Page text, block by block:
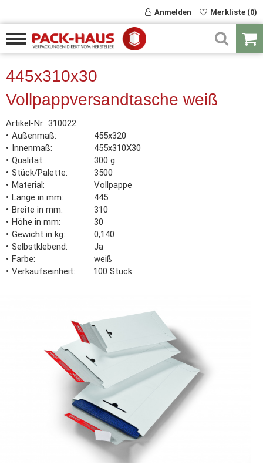
Anmelden Merkliste (0)
445x310x30
Vollpappversandtasche weiß
Artikel-Nr.: 310022
Außenmaß
455x320
Innenmaß
455x310X30
Qualität
300 g
Stück/Palette
3500
Material
Vollpappe
Länge in mm
445
Breite in mm
310
Höhe in mm
30
Gewicht in kg
0,140
Selbstklebend
Ja
Farbe
weiß
Verkaufseinheit
100 Stück